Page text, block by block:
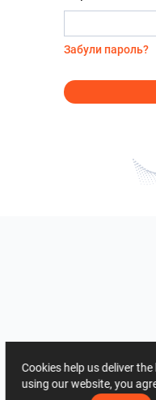
Забули пароль?
Cookies help us deliver
using our website, you